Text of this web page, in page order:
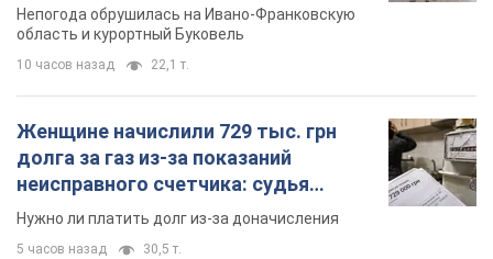
Непогода обрушилась на Ивано-Франковскую
область и курортный Буковель
10 часов назад 22,1 т.
Женщине начислили 729 тыс. грн
долга за газ из-за показаний
неисправного счетчика: судья
вынес неожиданное решение
Нужно ли платить долг из-за доначисления
5 часов назад 30,5 т.